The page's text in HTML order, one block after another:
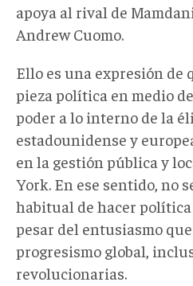
apoya al rival de
Andrew Cuomo.
Ello es una expresión de
pieza política en medio
poder a lo interno de la
estadounidense y
en la gestión pública y
York. En ese sentido, no
habitual de hacer política
pesar del entusiasmo
progresismo global,
revolucionarias.